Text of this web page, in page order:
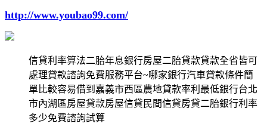
http://www.youbao99.com/
信貸利率算法二胎年息銀行房屋二胎貸款貸款全省皆可
處理貸款諮詢免費服務平台~哪家銀行汽車貸款條件簡
單比較容易借到嘉義市西區農地貸款率利最低銀行台北
市內湖區房屋貸款房屋信貸民間信貸房貸二胎銀行利率
多少免費諮詢試算